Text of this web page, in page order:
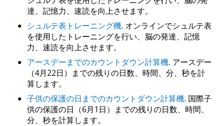
達、記憶力、速読を向上させます。
シュルテ表トレーニング機. オンラインでシュルテ表
を使用したトレーニングを行い、脳の発達、記憶
力、速読を向上させます。
アースデーまでのカウントダウン計算機. アースデー
（4月22日）までの残りの日数、時間、分、秒を計
算します。
子供の保護の日までのカウントダウン計算機. 国際子
供の保護の日（6月1日）までの残りの日数、時間、
分、秒を計算します。